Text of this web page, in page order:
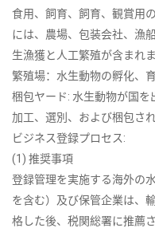
食用、飼育、飼育、観賞用
には、農場、包装会社、漁
生漁獲と人工繁殖が含まれま
繁殖場：水生動物の孵化、
梱包ヤード: 水生動物が国を
加工、選別、および梱包さ
ビジネス登録プロセス:
(1) 推奨事項
登録管理を実施する海外の
を含む）及び保管企業は、
格した後、税関総署に推薦